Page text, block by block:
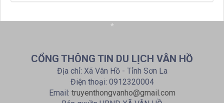
*
CỔNG THÔNG TIN DU LỊCH VÂN HỒ
Địa chỉ: Xã Vân Hồ - Tỉnh Sơn La
Điện thoại: 0912320004
Email: truyenthongvanho@gmail.com